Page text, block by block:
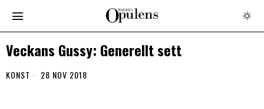
Veckans Gussy: Generellt sett
KONST 28 NOV 2018